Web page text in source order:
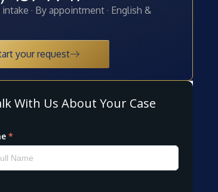
· By appointment · English &
your request